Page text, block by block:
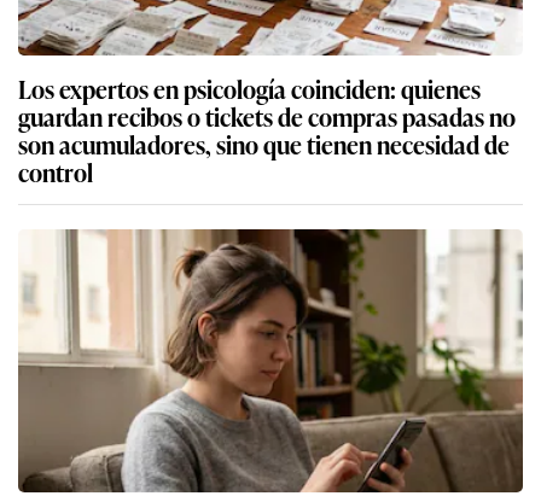
Los expertos en psicología coinciden: quienes
guardan recibos o tickets de compras pasadas no
son acumuladores, sino que tienen necesidad de
control